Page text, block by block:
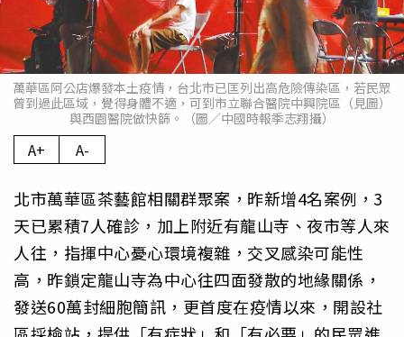
萬華區阿公店爆發本土疫情，台北市已匡列出高危險傳染區，若民眾
曾到過此區域，覺得身體不適，可到市立聯合醫院中興院區（見圖）
與西園醫院做快篩。（圖／中國時報季志翔攝）
A+ A-
北市萬華區茶藝館相關群聚案，昨新增4名案例，3
天已累積7人確診，加上附近有龍山寺、夜市等人來
人往，指揮中心憂心環境複雜，交叉感染可能性
高，昨鎖定龍山寺為中心往四面發散的地緣關係，
發送60萬封細胞簡訊，更首度在疫情以來，開設社